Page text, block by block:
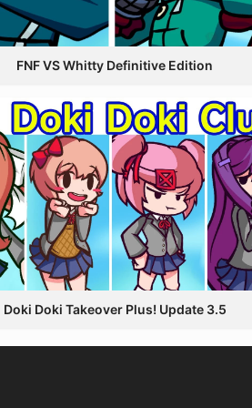
FNF VS Whitty Definitive Edition
Doki Doki Takeover Plus! Update 3.5